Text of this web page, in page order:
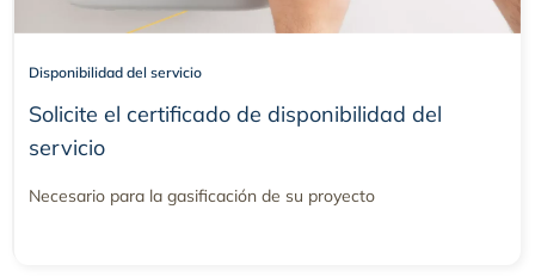
Disponibilidad del servicio
Solicite el certificado de disponibilidad del
servicio
Necesario para la gasificación de su proyecto